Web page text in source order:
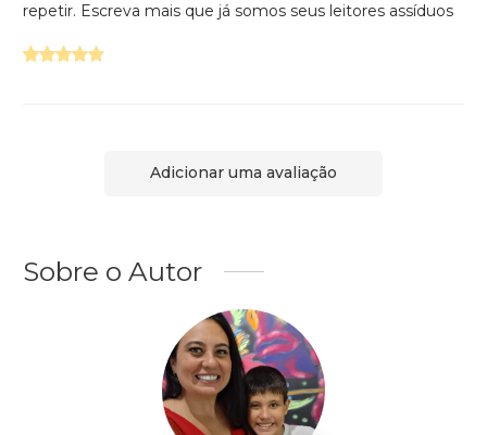
repetir. Escreva mais que já somos seus leitores assíduos
Adicionar uma avaliação
Sobre o Autor